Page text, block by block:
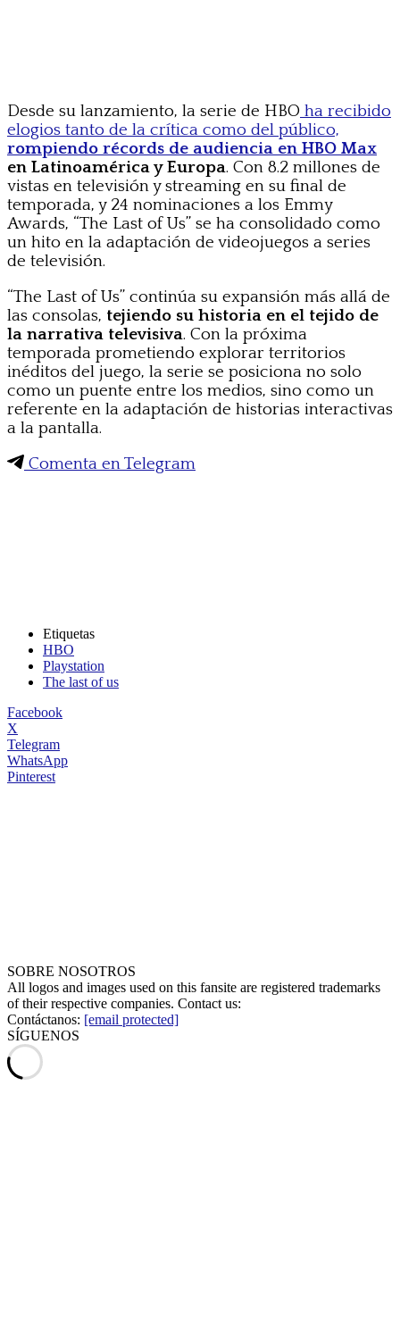
Desde su lanzamiento, la serie de HBO ha recibido
elogios tanto de la crítica como del público,
rompiendo récords de audiencia en HBO Max
en Latinoamérica y Europa. Con 8.2 millones de
vistas en televisión y streaming en su final de
temporada, y 24 nominaciones a los Emmy
Awards, “The Last of Us” se ha consolidado como
un hito en la adaptación de videojuegos a series
de televisión.
“The Last of Us” continúa su expansión más allá de
las consolas, tejiendo su historia en el tejido de
la narrativa televisiva. Con la próxima
temporada prometiendo explorar territorios
inéditos del juego, la serie se posiciona no solo
como un puente entre los medios, sino como un
referente en la adaptación de historias interactivas
a la pantalla.
Comenta en Telegram
Etiquetas
HBO
Playstation
The last of us
Facebook
X
Telegram
WhatsApp
Pinterest
SOBRE NOSOTROS
All logos and images used on this fansite are registered trademarks
of their respective companies. Contact us:
Contáctanos: [email protected]
SÍGUENOS